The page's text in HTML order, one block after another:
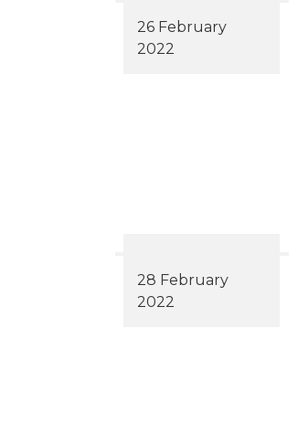
26 February
2022
28 February
2022